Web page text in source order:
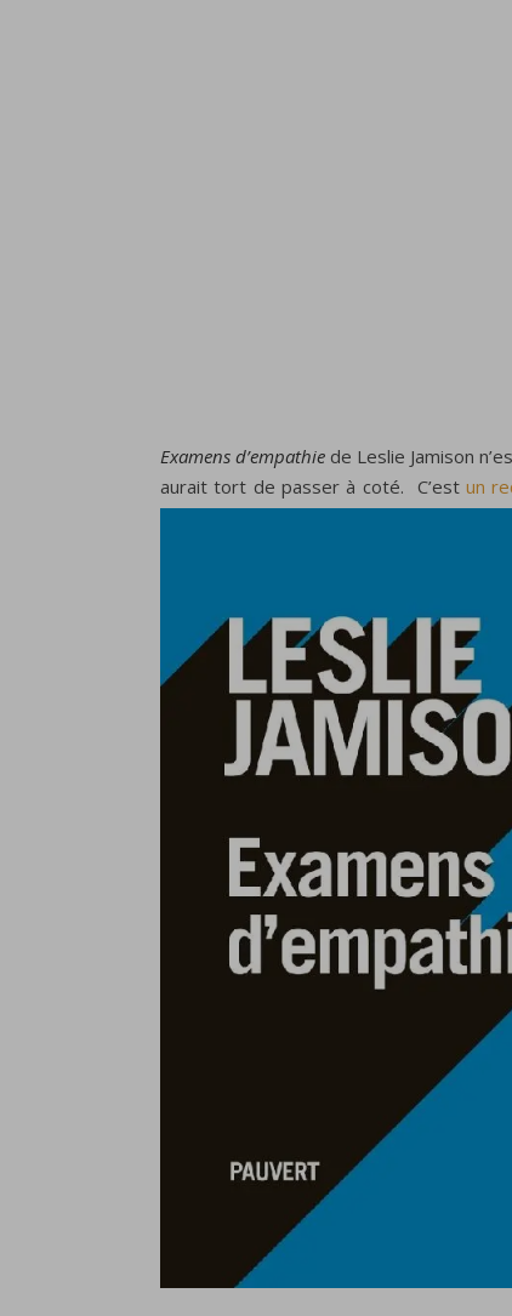
Examens d’empathie de Leslie Jamison
aurait tort de passer à coté. C’est un